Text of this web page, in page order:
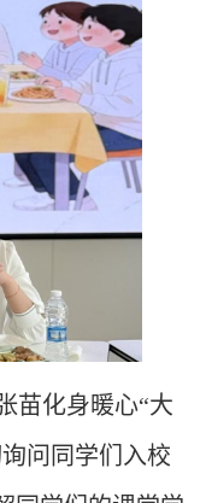
苗化身暖心“大
问同学们入校